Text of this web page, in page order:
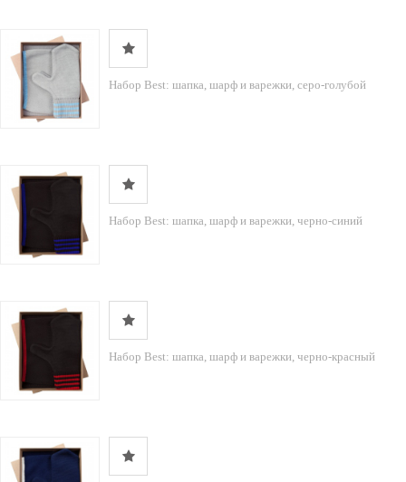
Набор Best: шапка, шарф и варежки, серо-голубой
Набор Best: шапка, шарф и варежки, черно-синий
Набор Best: шапка, шарф и варежки, черно-красный